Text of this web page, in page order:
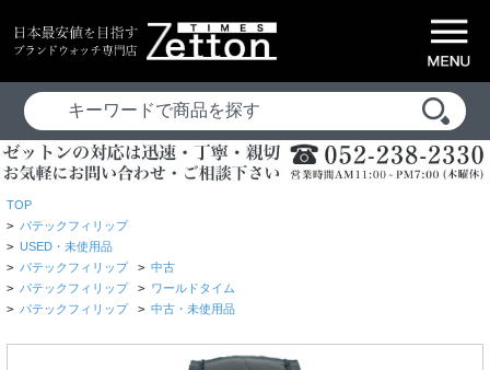
TOP
> パテックフィリップ
> USED・未使用品
> パテックフィリップ > 中古
> パテックフィリップ > ワールドタイム
> パテックフィリップ > 中古・未使用品